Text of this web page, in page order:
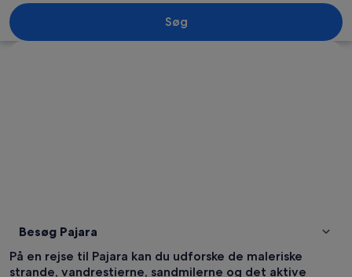
En smal gade med hvide
Søg
Besøg Pajara
På en rejse til Pajara kan du udforske de maleriske
strande, vandrestierne, sandmilerne og det aktive